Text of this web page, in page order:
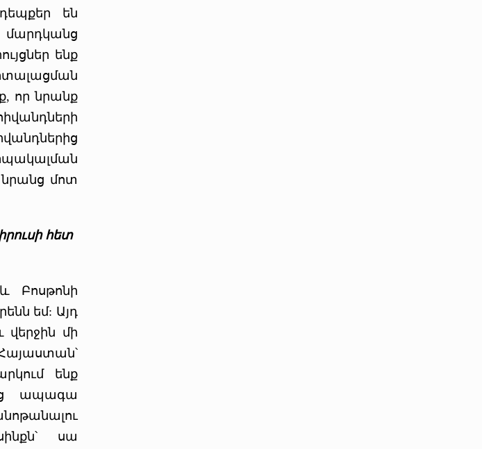
են
ենք
որ նրանք
մոտ
հետ
Բոսթոնի
եմ: Այդ
մի
ենք
ապագա
սա